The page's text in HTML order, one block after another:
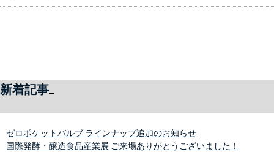
新着記事
ゼロポケットバルブ ラインナップ追加のお知らせ
国際発酵・醸造食品産業展 ご来場ありがとうございました！